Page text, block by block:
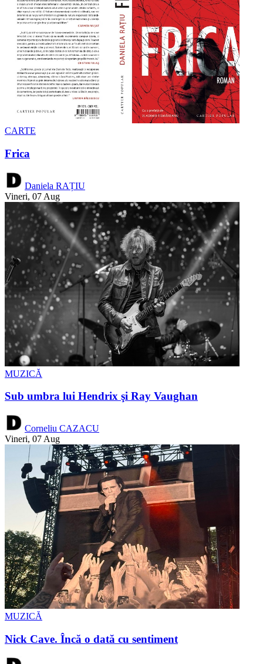
CARTE
Frica
Daniela RAȚIU
Vineri, 07 Aug
MUZICĂ
Sub umbra lui Hendrix şi Ray Vaughan
Corneliu CAZACU
Vineri, 07 Aug
MUZICĂ
Nick Cave. Încă o dată cu sentiment